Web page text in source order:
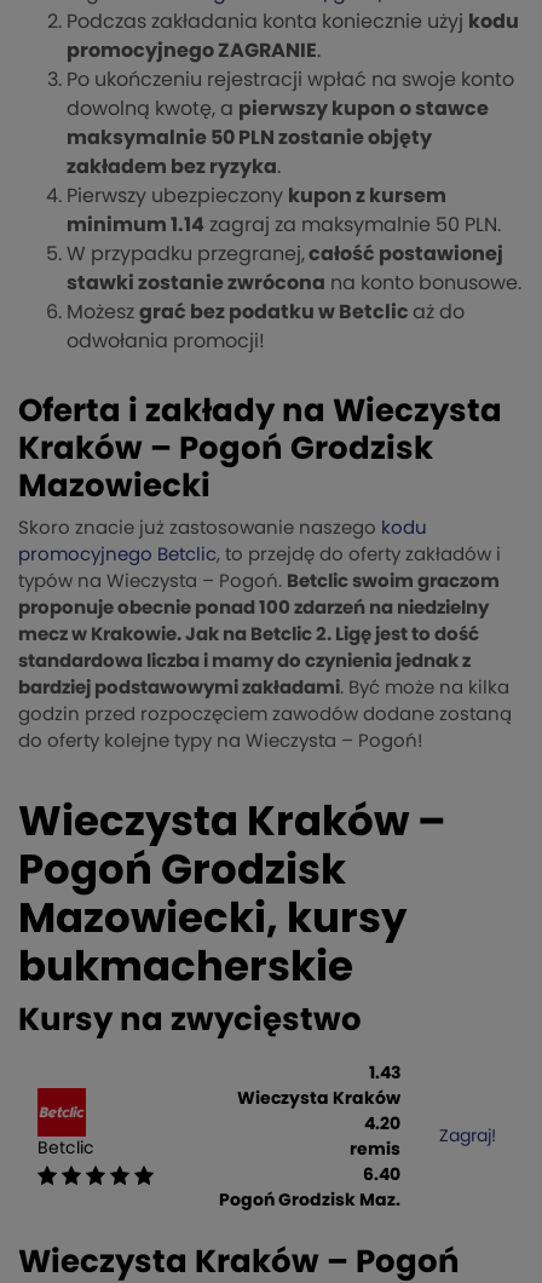
Podczas zakładania konta koniecznie użyj kodu
promocyjnego ZAGRANIE.
Po ukończeniu rejestracji wpłać na swoje konto
dowolną kwotę, a pierwszy kupon o stawce
maksymalnie 50 PLN zostanie objęty
zakładem bez ryzyka.
Pierwszy ubezpieczony kupon z kursem
minimum 1.14 zagraj za maksymalnie 50 PLN.
W przypadku przegranej,całość postawionej
stawki zostanie zwrócona na konto bonusowe.
Możesz grać bez podatku w Betclic aż do
odwołania promocji!
Oferta i zakłady na Wieczysta
Kraków – Pogoń Grodzisk
Mazowiecki
Skoro znacie już zastosowanie naszego kodu
promocyjnego Betclic, to przejdę do oferty zakładów i
typów na Wieczysta – Pogoń. Betclic swoim graczom
proponuje obecnie ponad 100 zdarzeń na niedzielny
mecz w Krakowie. Jak na Betclic 2. Ligę jest to dość
standardowa liczba i mamy do czynienia jednak z
bardziej podstawowymi zakładami. Być może na kilka
godzin przed rozpoczęciem zawodów dodane zostaną
do oferty kolejne typy na Wieczysta – Pogoń!
Wieczysta Kraków –
Pogoń Grodzisk
Mazowiecki, kursy
bukmacherskie
Kursy na zwycięstwo
Betclic
1.43
Wieczysta Kraków
4.20
remis
6.40
Pogoń Grodzisk Maz.
Zagraj!
Wieczysta Kraków – Pogoń